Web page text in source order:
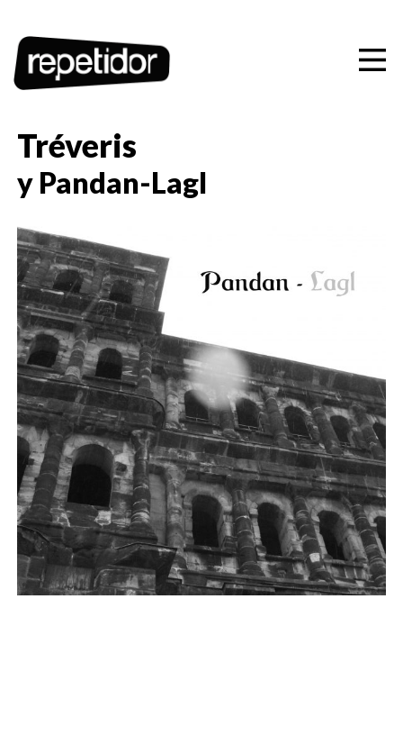
Artistas
Ediciones
Playlists
Contacto
CAS CAT EUS ENG
Tréveris
y Pandan-Lagl